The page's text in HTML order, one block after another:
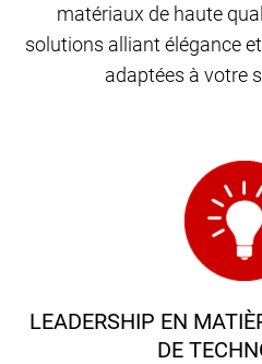
matériaux de haute
solutions alliant élégance
adaptées à votre
LEADERSHIP EN
DE